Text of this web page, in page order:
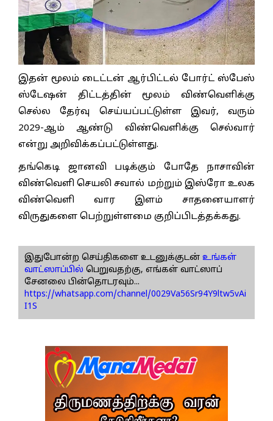
இதன் மூலம் டைட்டன் ஆர்பிட்டல் போர்ட் ஸ்பேஸ்
ஸ்டேஷன் திட்டத்தின் மூலம் விண்வெளிக்கு
செல்ல தேர்வு செய்யப்பட்டுள்ள இவர், வரும்
2029-ஆம் ஆண்டு விண்வெளிக்கு செல்வார்
என்று அறிவிக்கப்பட்டுள்ளது.
தங்கெடி ஜானவி படிக்கும் போதே நாசாவின்
விண்வெளி செயலி சவால் மற்றும் இஸ்ரோ உலக
விண்வெளி வார இளம் சாதனையாளர்
விருதுகளை பெற்றுள்ளமை குறிப்பிடத்தக்கது.
இதுபோன்ற செய்திகளை உடனுக்குடன் உங்கள்
வாட்ஸாப்பில் பெறுவதற்கு, எங்கள் வாட்ஸாப்
சேனலை பின்தொடரவும்...
https://whatsapp.com/channel/0029Va56Sr94Y9ltw5vAi
I1S